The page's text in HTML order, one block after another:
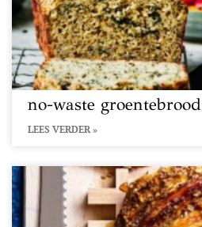
no-waste groentebrood
LEES VERDER »